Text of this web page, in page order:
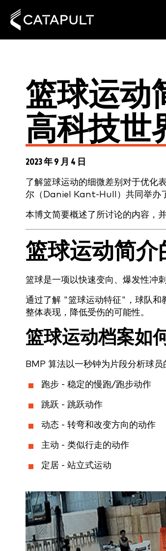
篮球运动
高科技世
2023 年 9 月 4 日
了解篮球运动的细微差别对于优化
尔（Daniel Kant-Hull）共同举办
本博文简要概述了所讨论的内容，
篮球运动简介
篮球是一项以快速变向、爆发性冲
通过了解 "篮球运动特征"，球队和
整体表现，降低受伤的可能性。
篮球运动档案如
BMP 算法以一秒钟为片段分析球
跑步 - 稳定的慢跑/跑步动作
跳跃 - 跳跃动作
动态 - 转弯和改变方向的动作
主动 - 类似行走的动作
定居 - 站立式运动